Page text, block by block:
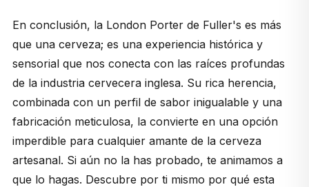
En conclusión, la London Porter de Fuller's es más
que una cerveza; es una experiencia histórica y
sensorial que nos conecta con las raíces profundas
de la industria cervecera inglesa. Su rica herencia,
combinada con un perfil de sabor inigualable y una
fabricación meticulosa, la convierte en una opción
imperdible para cualquier amante de la cerveza
artesanal. Si aún no la has probado, te animamos a
que lo hagas. Descubre por ti mismo por qué esta